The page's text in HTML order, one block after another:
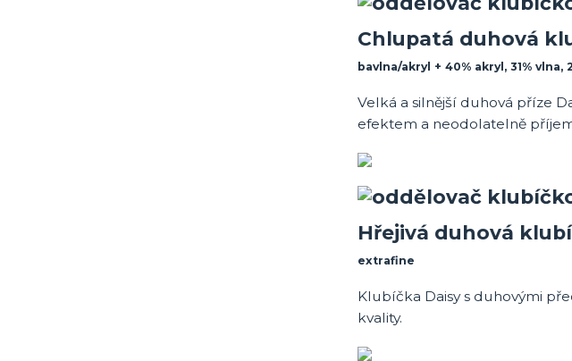
Chlupatá duhová
bavlna/akryl + 40% akryl, 31% vlna,
Velká a silnější duhová příze
efektem a neodolatelně
Hřejivá duhová
extrafine
Klubíčka Daisy s duhovými
kvality.